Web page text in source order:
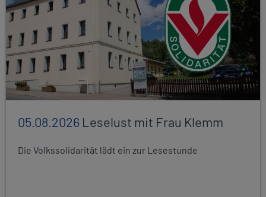
05.08.2026 Leselust mit Frau Klemm
Die Volkssolidarität lädt ein zur Lesestunde